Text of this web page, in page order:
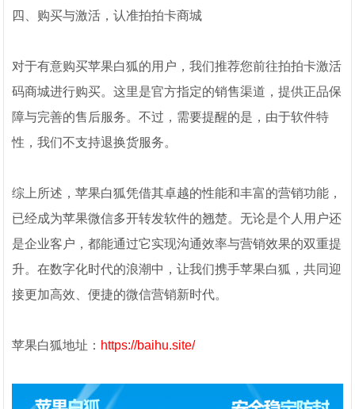
四、购买与激活，认准拍拍卡商城
对于有意购买苹果白狐的用户，我们推荐您前往拍拍卡激活
码商城进行购买。这里是官方指定的销售渠道，提供正品保
障与完善的售后服务。不过，需要提醒的是，由于软件特
性，我们不支持退换货服务。
综上所述，苹果白狐凭借其卓越的性能和丰富的营销功能，
已经成为苹果微信多开转发软件的翘楚。无论是个人用户还
是企业客户，都能通过它实现沟通效率与营销效果的双重提
升。在数字化时代的浪潮中，让我们携手苹果白狐，共同迎
接更加高效、便捷的微信营销新时代。
苹果白狐地址： https://baihu.site/